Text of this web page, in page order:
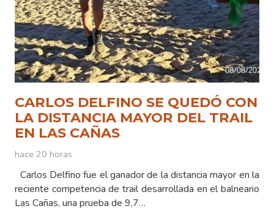
CARLOS DELFINO SE QUEDÓ CON
LA DISTANCIA MAYOR DEL TRAIL
EN LAS CAÑAS
hace 20 horas
Carlos Delfino fue el ganador de la distancia mayor en la
reciente competencia de trail desarrollada en el balneario
Las Cañas, una prueba de 9,7…